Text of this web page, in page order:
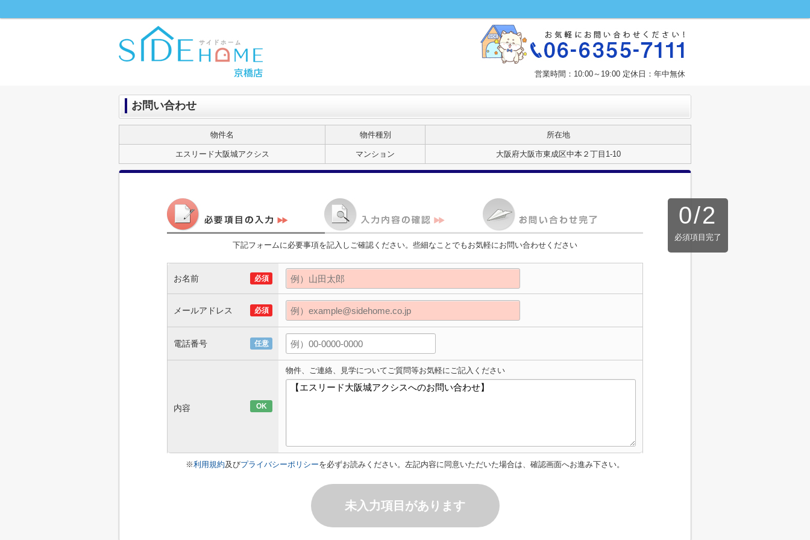
営業時間：10:00～19:00 定休日：年中無休
お問い合わせ
物件名 物件種別 所在地
エスリード大阪城アクシス マンション 大阪府大阪市東成区中本２丁目1-10
0/2
必須項目完了
下記フォームに必要事項を記入しご確認ください。些細なことでもお気軽にお問い合わせください
お名前 必須
メールアドレス 必須
電話番号 任意
内容 OK
物件、ご連絡、見学についてご質問等お気軽にご記入ください
※利用規約及びプライバシーポリシーを必ずお読みください。左記内容に同意いただいた場合は、確認画面へお進み下さい。
未入力項目があります